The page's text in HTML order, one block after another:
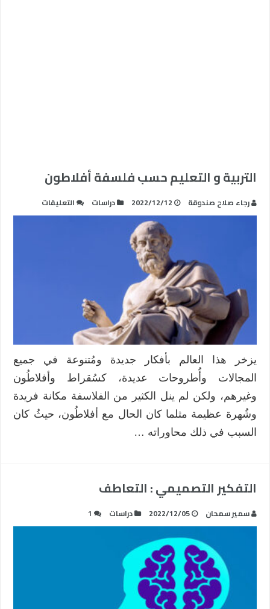
التربية و التعليم حسب فلسفة أفلاطون
رجاء صلاح صندوقة 2022/12/12 دراسات التعليقات
التربية
يزخر هذا العالم بأفكار جديدة ومُتنوعة في جميع
المجالات وأُطروحات عديدة، كسُقراط وأفلاطُون
وغيرهم، ولكن لم ينل الكثير من الفلاسفة مكانة فريدة
وشُهرة عظيمة مثلما كان الحال مع أفلاطُون، حيثُ كان
السبب في ذلك محاوراته …
التفكير التصميمي : التعاطف
سمير سمحان 2022/12/05 دراسات 1